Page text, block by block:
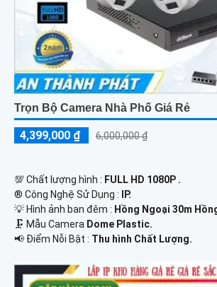
Trọn Bộ Camera Nhà Phố Giá Rẻ
4,399,000 ₫ 6,000,000 ₫
💯 Chất lượng hình : FULL HD 1080P .
®️ Công Nghệ Sử Dụng :
IP.
💡 Hình ảnh ban đêm : Hồng Ngoại 30m
🗜️ Mẫu Camera Dome Plastic.
️📢 Điểm Nỗi Bật : Thu hình Chất Lượng.